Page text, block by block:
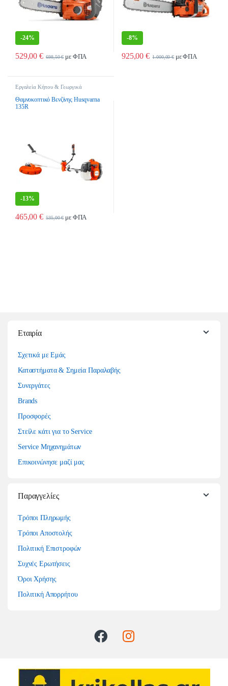
-24%
529,00€ 698,50€με ΦΠΑ
-8%
925,00€ 1.000,00€ με ΦΠΑ
Εργαλεία Κήπου & Γεωργικά
Χορτοκοπτικά Βενζινης
Θαμνοκοπτικό Βενζίνης Husqvarna
135R
-13%
465,00€ 535,00€με ΦΠΑ
Εταιρία
Σχετικά με Εμάς
Καταστήματα & Σημεία Παραλαβής
Συνεργάτες
Brands
Προσφορές
Στείλε κάτι για το Service
Service Μηχανημάτων
Επικοινώνησε μαζί μας
Παραγγελίες
Τρόποι Πληρωμής
Τρόποι Αποστολής
Πολιτική Επιστροφών
Συχνές Ερωτήσεις
Όροι Χρήσης
Πολιτική Απορρήτου